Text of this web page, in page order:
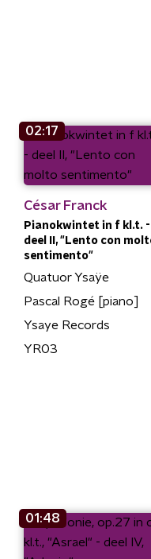
02:17
César Franck
Pianokwintet in f kl.t. -
deel II, "Lento con
sentimento"
Quatuor Ysaÿe
Pascal Rogé [piano]
Ysaye Records
YR03
01:48